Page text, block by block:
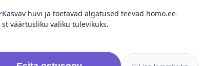
Kasvav huvi ja toetavad algatused teevad homo.ee-
st väärtusliku valiku tulevikuks.